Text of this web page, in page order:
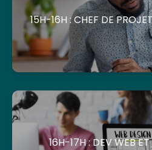
15H-16H : CHEF DE
16H-17H : DEV WEB